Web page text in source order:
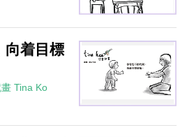
向着目標
Tina Ko